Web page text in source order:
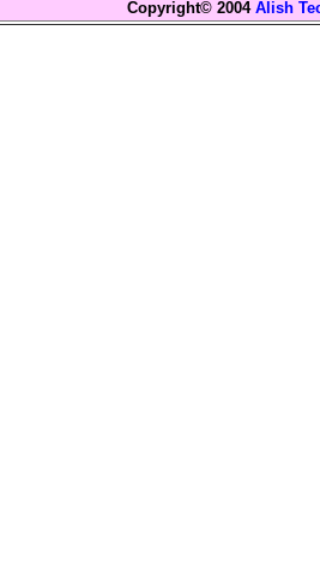
Copyright© 2004 Alish